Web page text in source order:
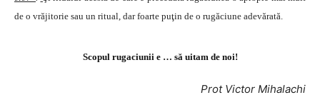
de o vrăjitorie sau un ritual, dar foarte puţin de o rugăciune adevărată.
Scopul rugaciunii e … să uitam de noi!
Prot Victor Mihalachi